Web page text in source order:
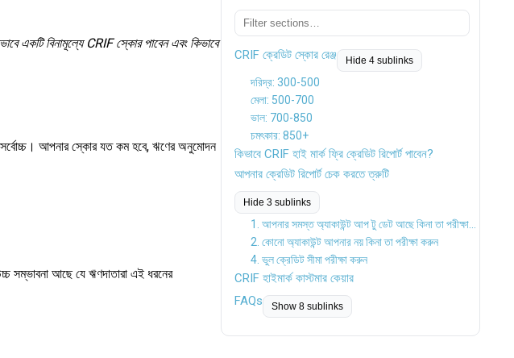
CRIF ক্রেডিট স্কোর রেঞ্জ Hide 4 sublinks
দরিদ্র: 300-500
মেলা: 500-700
ভাল: 700-850
চমৎকার: 850+
কিভাবে CRIF হাই মার্ক ফ্রি ক্রেডিট রিপোর্ট পাবেন?
আপনার ক্রেডিট রিপোর্ট চেক করতে ত্রুটি
Hide 3 sublinks
1. আপনার সমস্ত অ্যাকাউন্ট আপ টু ডেট আছে কিনা তা পরীক্ষা করুন৷
2. কোনো অ্যাকাউন্ট আপনার নয় কিনা তা পরীক্ষা করুন
4. ভুল ক্রেডিট সীমা পরীক্ষা করুন
CRIF হাইমার্ক কাস্টমার কেয়ার
FAQs
Show 8 sublinks
একটি বিনামূল্যে CRIF স্কোর পাবেন এবং কিভাবে
আপনার স্কোর যত কম হবে, ঋণের অনুমোদন
সম্ভাবনা আছে যে ঋণদাতারা এই ধরনের